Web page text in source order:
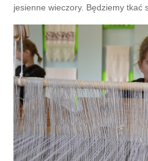
jesienne wieczory. Będziemy tkać